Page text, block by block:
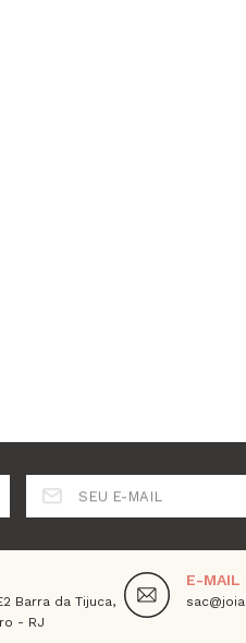
SEU E-MAIL
Barra da Tijuca,
- RJ
E-MAIL